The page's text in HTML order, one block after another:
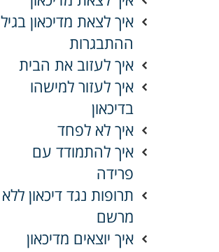
איך לצאת מדיכאון בגיל
ההתבגרות
איך לעזוב את הבית
איך לעזור למישהו
בדיכאון
איך לא לפחד
איך להתמודד עם
פרידה
תרופות נגד דיכאון ללא
מרשם
איך יוצאים מדיכאון